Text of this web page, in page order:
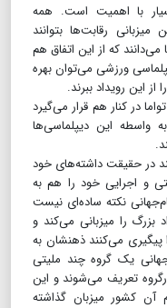
با اهمیت است. همه
رقابت‌ها بتوانند
می‌دانند که از این اتفاق هم
ورزشی می‌توان بهره
این رویداد ببرند.
در کنار هم قرار می‌گیرد
واسطه این دیپلماسی‌ها
در حقیقت داشته‌های خود
و اجرایی خود را هم به
نکته ساده‌ای نیست
بزرگ را میزبانی می‌کند و
پیگیری می‌کنند ذهنشان به
یک گروه چند ملیتی
تعریف می‌شوند و این
آن کشور میزبان گذاشته